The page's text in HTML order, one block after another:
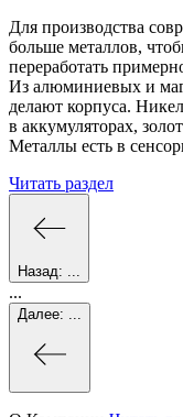
Для производства
больше металлов,
переработать
Из алюминиевых и
делают корпуса.
в аккумуляторах,
Металлы есть в
Читать раздел
Назад:
...
Далее: